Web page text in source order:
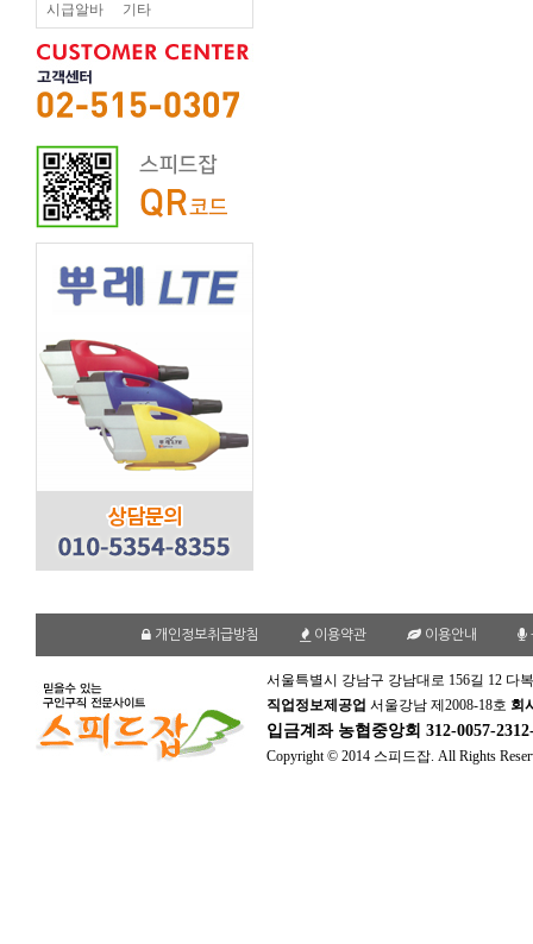
시급알바 기타
개인정보취급방침 이용약관 이용안내
서울특별시 강남구 강남대로 156길 12 다
직업정보제공업 서울강남 제2008-18호 회
입금계좌 농협중앙회 312-0057-
Copyright © 2014 스피드잡. All Rights